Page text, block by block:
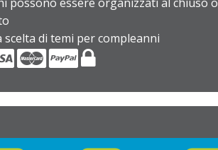
scelta di temi per compleanni